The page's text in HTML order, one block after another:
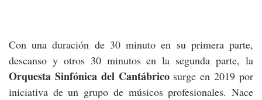
Con una duración de 30 minuto en su primera parte,
descanso y otros 30 minutos en la segunda parte, la
Orquesta Sinfónica del Cantábricosurge en 2019 por
iniciativa de un grupo de músicos profesionales. Nace